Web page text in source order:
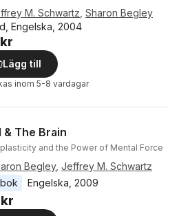
M. Schwartz Sharon Begley
Engelska, 2004
Lägg till
inom 5-8 vardagar
& The Brain
and the Power of Mental Force
Begley, Jeffrey M. Schwartz
Engelska 2009